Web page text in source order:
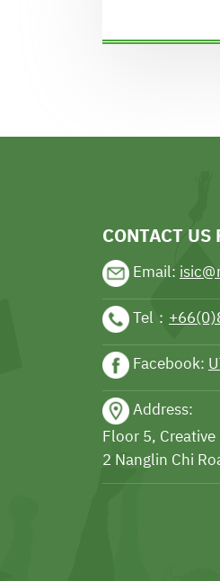
CONTACT
Email:
Tel：
Facebook:
Address:
Floor 5,
2 Nanglin Chi